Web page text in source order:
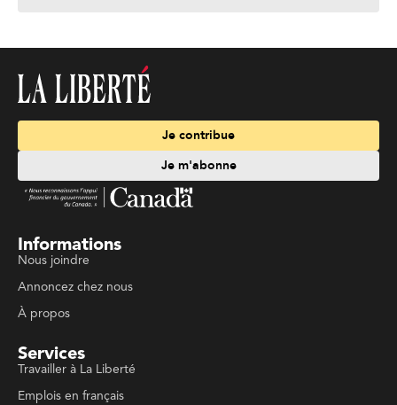
Je contribue
Je m'abonne
Informations
Nous joindre
Annoncez chez nous
À propos
Services
Travailler à La Liberté
Emplois en français